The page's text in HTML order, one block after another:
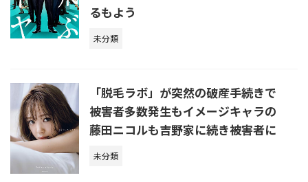
るもよう
未分類
「脱毛ラボ」が突然の破産手続きで
被害者多数発生もイメージキャラの
藤田ニコルも吉野家に続き被害者に
未分類